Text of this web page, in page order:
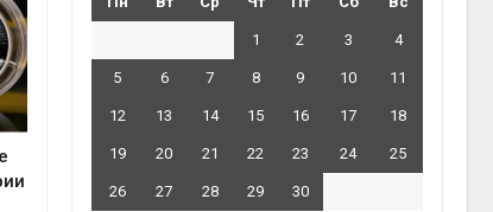
1 2 3 4
5 6 7 8 9 10 11
12 13 14 15 16 17 18
19 20 21 22 23 24 25
26 27 28 29
30